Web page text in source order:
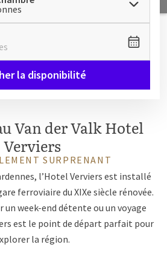
la disponibilité
Van der Valk Hotel
Verviers
SURPRENANT
l’Hotel Verviers est installé
ferroviaire du XIXe siècle rénovée.
un week-end détente ou un voyage
est le point de départ parfait pour
la région.